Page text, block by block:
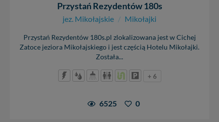
Przystań Rezydentów 180s
jez. Mikołajskie / Mikołajki
Przystań Rezydentów 180s.pl zlokalizowana jest w Cichej
Zatoce jeziora Mikołajskiego i jest częścią Hotelu Mikołajki.
Została...
+ 6
6525 0